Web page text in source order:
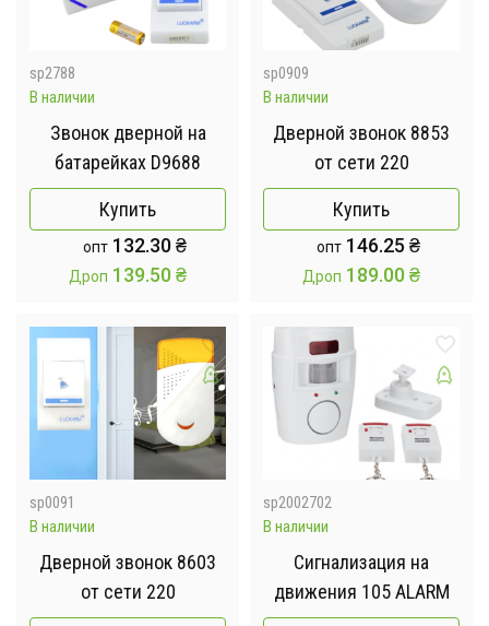
sp2788
В наличии
Звонок дверной на
батарейках D9688
Купить
опт 132.30₴
Дроп 139.50₴
sp0909
В наличии
Дверной звонок 8853
от сети 220
Купить
опт 146.25₴
Дроп 189.00₴
sp0091
В наличии
Дверной звонок 8603
от сети 220
sp2002702
В наличии
Сигнализация на
движения 105 ALARM